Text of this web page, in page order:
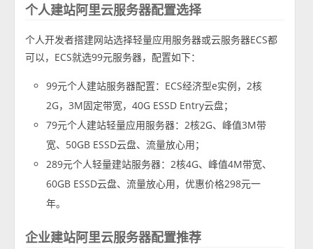
个人建站阿里云服务器配置选择
个人开发者搭建网站选择轻量应用服务器或云服务器ECS都
可以，ECS就选99元服务器，配置如下：
99元个人建站服务器配置：ECS经济型e实例，2核
2G，3M固定带宽，40G ESSD Entry云盘；
79元个人建站轻量应用服务器：2核2G、峰值3M带
宽、50GB ESSD云盘、流量放心用；
289元个人轻量建站服务器：2核4G、峰值4M带宽、
60GB ESSD云盘、流量放心用，优惠价格298元一
年。
企业建站阿里云服务器配置推荐